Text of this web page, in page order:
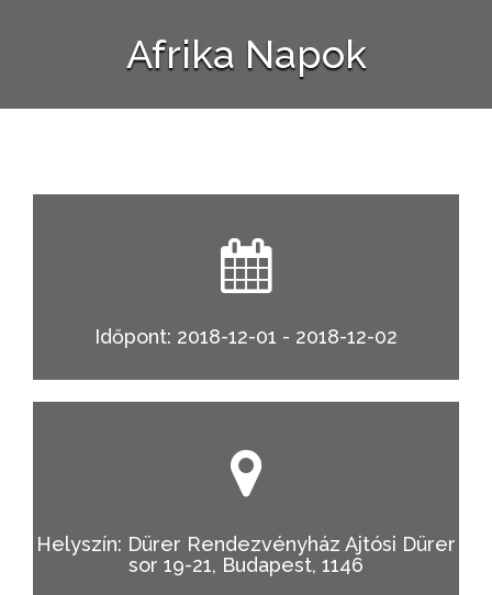
Afrika Napok
Időpont: 2018-12-01 - 2018-12-02
Helyszín: Dürer Rendezvényház Ajtósi Dürer
sor 19-21, Budapest, 1146